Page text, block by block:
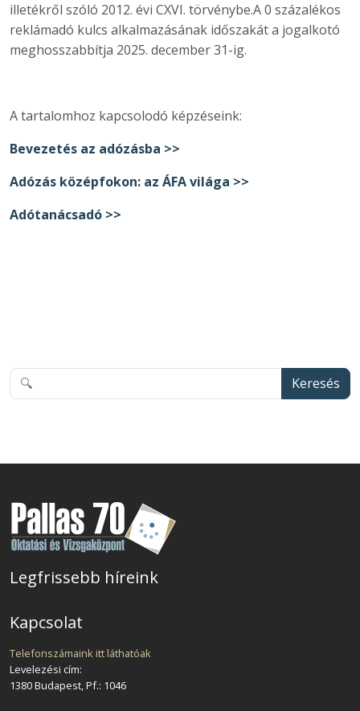
illetékről szóló 2012. évi CXVI. törvénybe.A 0 százalékos
reklámadó kulcs alkalmazásának időszakát a jogalkotó
meghosszabbítja 2025. december 31-ig.
A tartalomhoz kapcsolodó képzéseink:
Bevezetés az adózásba >>
Adózás középfokon: az ÁFA világa >>
Adótanácsadó >>
Keresés
Legfrissebb híreink
Kapcsolat
Telefonszámaink itt láthatóak
Levelezési cím:
1380 Budapest, Pf.: 1046